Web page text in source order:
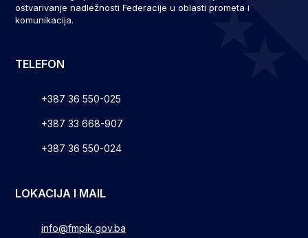
ostvarivanje nadležnosti Federacije u oblasti prometa i
komunikacija.
TELEFON
+387 36 550-025
+387 33 668-907
+387 36 550-024
LOKACIJA I MAIL
info@fmpik.gov.ba